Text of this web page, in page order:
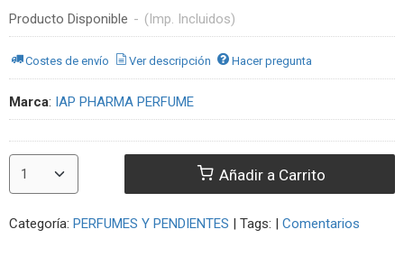
Producto Disponible - (Imp. Incluidos)
Costes de envío Ver descripción Hacer pregunta
Marca: IAP PHARMA PERFUME
Añadir a Carrito
Categoría: PERFUMES Y PENDIENTES | Tags: | Comentarios